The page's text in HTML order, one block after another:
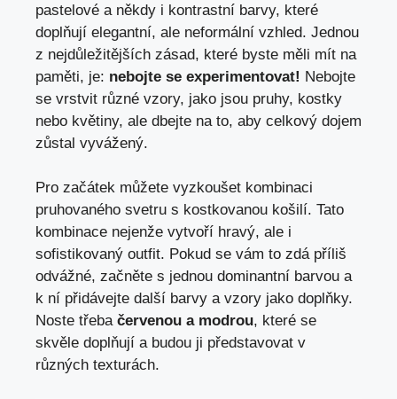
pastelové a‍ někdy i kontrastní barvy, které
doplňují elegantní, ale neformální vzhled. Jednou
z nejdůležitějších zásad,​ které byste měli‍ mít ⁢na
paměti, je: nebojte se experimentovat! Nebojte
se vrstvit ⁣různé vzory, jako jsou pruhy, kostky
nebo květiny, ale dbejte⁣ na to, aby​ celkový dojem
zůstal vyvážený.
Pro začátek můžete vyzkoušet kombinaci
pruhovaného svetru s kostkovanou ⁣košilí. Tato​
kombinace nejenže vytvoří hravý, ale i ​
sofistikovaný outfit. Pokud se vám to zdá příliš
odvážné, začněte s jednou dominantní barvou a
k ní ‌přidávejte další barvy ⁣a vzory jako ⁢doplňky.
‌Noste třeba červenou a modrou, které se
skvěle doplňují a budou ji představovat v
různých texturách.